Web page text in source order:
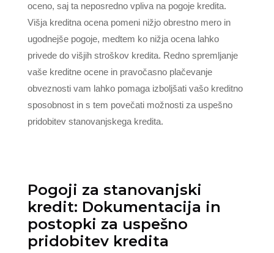
oceno, saj ta neposredno vpliva na pogoje kredita.
Višja kreditna ocena pomeni nižjo obrestno mero in
ugodnejše pogoje, medtem ko nižja ocena lahko
privede do višjih stroškov kredita. Redno spremljanje
vaše kreditne ocene in pravočasno plačevanje
obveznosti vam lahko pomaga izboljšati vašo kreditno
sposobnost in s tem povečati možnosti za uspešno
pridobitev stanovanjskega kredita.
Pogoji za stanovanjski
kredit: Dokumentacija in
postopki za uspešno
pridobitev kredita